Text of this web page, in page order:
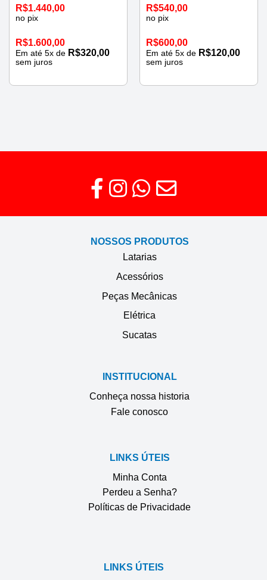
R$1.440,00
no pix
R$1.600,00
Em até 5x de R$320,00
sem juros
R$540,00
no pix
R$600,00
Em até 5x de R$120,00
sem juros
NOSSOS PRODUTOS
Latarias
Acessórios
Peças Mecânicas
Elétrica
Sucatas
INSTITUCIONAL
Conheça nossa historia
Fale conosco
LINKS ÚTEIS
Minha Conta
Perdeu a Senha?
Políticas de Privacidade
LINKS ÚTEIS